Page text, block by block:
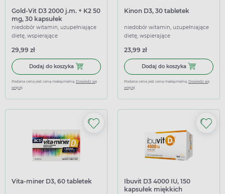
Gold-Vit D3 2000 j.m. + K2 50
mg, 30 kapsułek
niedobór witamin, uzupełniające
dietę, wspierające
29,99 zł
Dodaj do koszyka Dodaj do koszyka Gold-Vit D3 2000 j.m. + K2 50 mg, 30
Podana cena jest ceną maksymalną. Dowiedz się
więcej
Kinon D3, 30 tabletek
niedobór witamin, uzupełniające
dietę, wspierające
23,99 zł
Dodaj do koszyka Dodaj do
Podana cena jest ceną maksymalną. Dowiedz się
więcej
Vita-miner D3, 60 tabletek
Ibuvit D3 4000 IU, 150
kapsułek miękkich